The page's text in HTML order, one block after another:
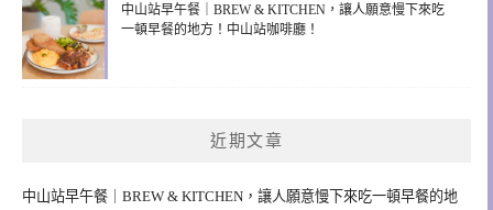
中山站早午餐｜BREW & KITCHEN，讓人願意慢下來吃
一頓早餐的地方！中山站咖啡廳！
近期文章
中山站早午餐｜BREW & KITCHEN，讓人願意慢下來吃一頓早餐的地